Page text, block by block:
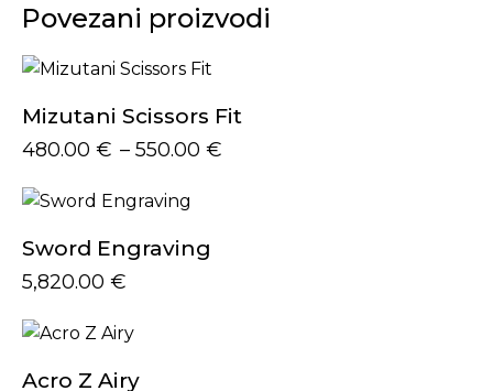
Povezani proizvodi
Mizutani Scissors Fit
480.00 € – 550.00 €
Sword Engraving
5,820.00 €
Acro Z Airy